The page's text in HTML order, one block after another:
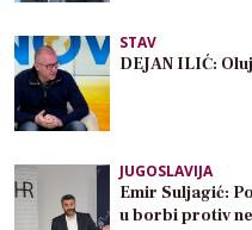
STAV
DEJAN ILIĆ:
JUGOSLAVIJA
Emir Suljagić:
u borbi protiv